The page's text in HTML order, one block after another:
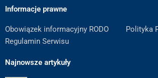
Informacje prawne
Obowiązek informacyjny RODO
Polityka
Regulamin Serwisu
Najnowsze artykuły